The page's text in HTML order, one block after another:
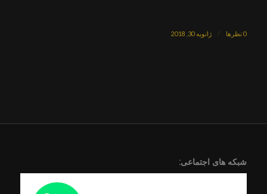
0 نظرها / ژانویه 30, 2018
شبکه های اجتماعی: